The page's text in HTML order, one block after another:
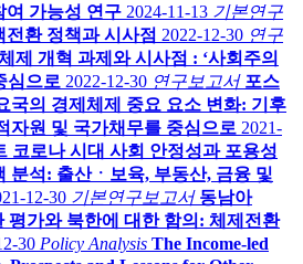
여 가능성 연구 2024-11-13 기본연구
환 정책과 시사점 2022-12-30 연구
제 개혁 과제와 시사점 : ‘사회주의
심으로 2022-12-30 연구보고서 포스
국의 경제체제 중요 요소 변화: 기후
자원 및 국가채무를 중심으로 2021-
코로나 시대 사회 안정성과 포용성
분석: 출산ㆍ보육, 부동산, 금융 및
12-30 기본연구보고서 동남아
가와 북한에 대한 함의: 체제전환
30 Policy Analysis The Income-led